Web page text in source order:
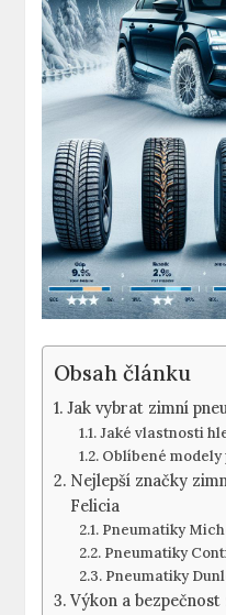
Obsah článku
Jak vybrat zimní
Jaké vlastnosti
Oblíbené
Nejlepší značky
Felicia
Pneumatiky
Pneumatiky
Pneumatiky
Výkon a